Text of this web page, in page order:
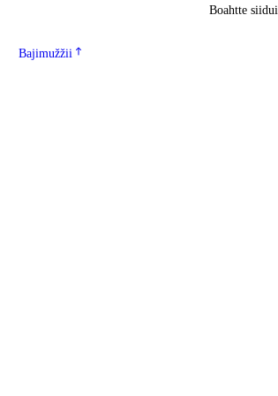
Boahtte siidui
Bajimužžii